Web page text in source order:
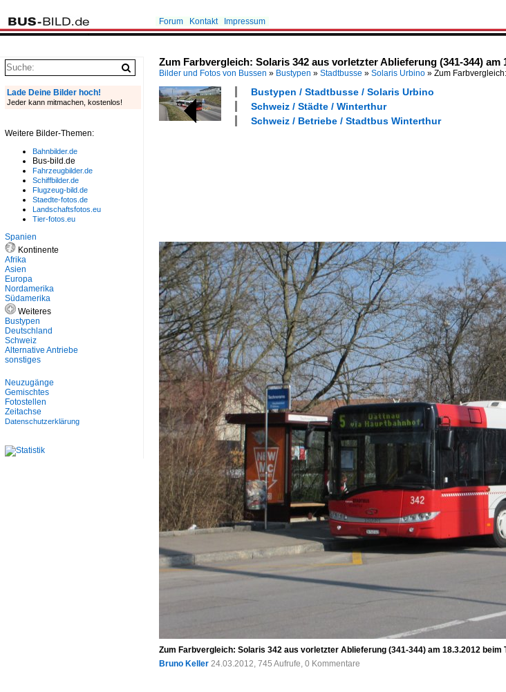
Forum Kontakt Impressum
Zum Farbvergleich: Solaris 342 aus vorletzter Ablieferung (341-344) am
Bilder und Fotos von Bussen » Bustypen » Stadtbusse » Solaris Urbino » Zum
Bustypen / Stadtbusse / Solaris Urbino
Schweiz / Städte / Winterthur
Schweiz / Betriebe / Stadtbus Winterthur
Zum Farbvergleich: Solaris 342 aus vorletzter Ablieferung (341-344) am 18.3.2012 beim
Bruno Keller 24.03.2012, 745 Aufrufe, 0 Kommentare
Lade Deine Bilder hoch!
Jeder kann mitmachen, kostenlos!
Weitere Bilder-Themen:
Bahnbilder.de
Bus-bild.de
Fahrzeugbilder.de
Schiffbilder.de
Flugzeug-bild.de
Staedte-fotos.de
Landschaftsfotos.eu
Tier-fotos.eu
Spanien
Kontinente
Afrika
Asien
Europa
Nordamerika
Südamerika
Weiteres
Bustypen
Deutschland
Schweiz
Alternative Antriebe
sonstiges
Neuzugänge
Gemischtes
Fotostellen
Zeitachse
Datenschutzerklärung